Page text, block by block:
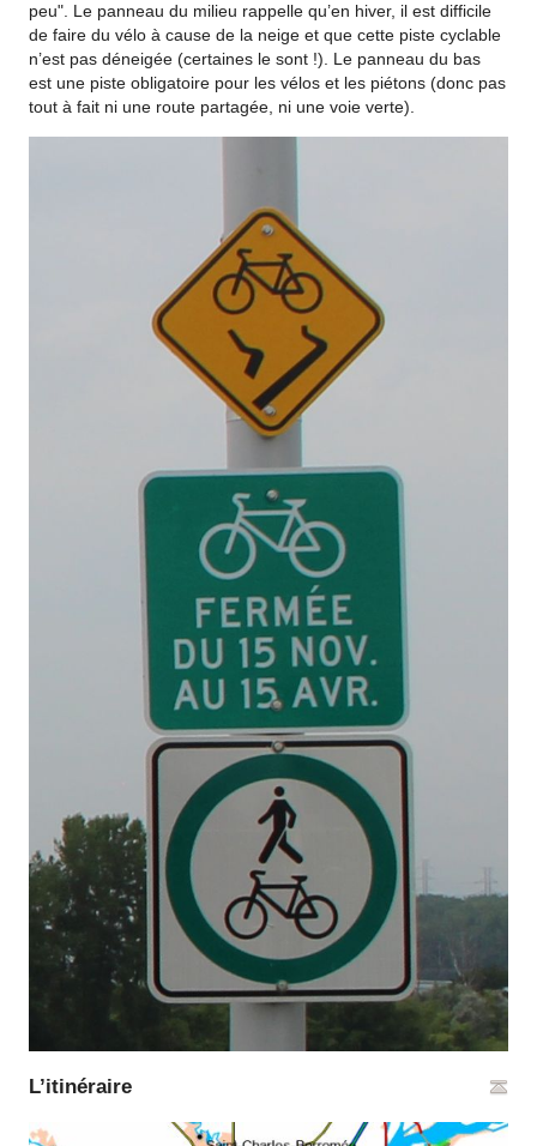
peu". Le panneau du milieu rappelle qu’en hiver, il est difficile
de faire du vélo à cause de la neige et que cette piste cyclable
n’est pas déneigée (certaines le sont !). Le panneau du bas
est une piste obligatoire pour les vélos et les piétons (donc pas
tout à fait ni une route partagée, ni une voie verte).
L’itinéraire